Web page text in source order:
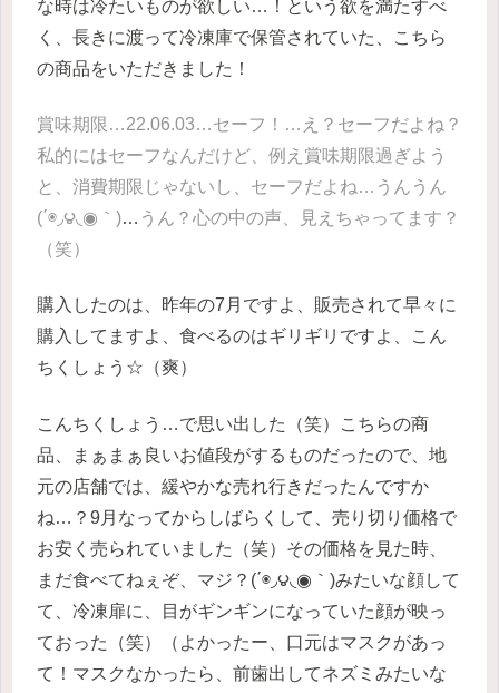
な時は冷たいものが欲しい…！という欲を満たすべ
く、長きに渡って冷凍庫で保管されていた、こちら
の商品をいただきました！
賞味期限…22.06.03…セーフ！…え？セーフだよね？
私的にはセーフなんだけど、例え賞味期限過ぎよう
と、消費期限じゃないし、セーフだよね…うんうん
(΄◉◞౪◟◉｀)… うん？心の中の声、見えちゃってます？
（笑）
購入したのは、昨年の7月ですよ、販売されて早々に
購入してますよ、食べるのはギリギリですよ、こん
ちくしょう☆（爽）
こんちくしょう…で思い出した（笑）こちらの商
品、まぁまぁ良いお値段がするものだったので、地
元の店舗では、緩やかな売れ行きだったんですか
ね…？9月なってからしばらくして、売り切り価格で
お安く売られていました（笑）その価格を見た時、
まだ食べてねぇぞ、マジ？(΄◉◞౪◟◉｀)みたいな顔して
て、冷凍扉に、目がギンギンになっていた顔が映っ
ておった（笑）（よかったー、口元はマスクがあっ
て！マスクなかったら、前歯出してネズミみたいな